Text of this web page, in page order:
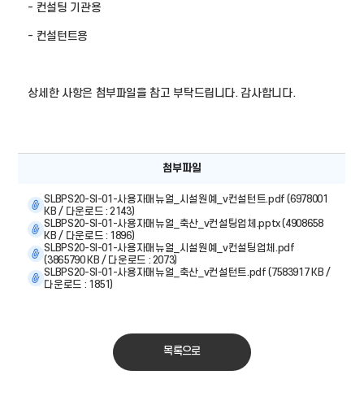
- 컨설팅 기관용
- 컨설턴트용
상세한 사항은 첨부파일을 참고 부탁드립니다. 감사합니다.
첨부파일
SLBPS20-SI-01-사용자매뉴얼_시설원예_v컨설턴트.pdf (6978001
KB / 다운로드 : 2143)
SLBPS20-SI-01-사용자매뉴얼_축산_v컨설팅업체.pptx (4908658
KB / 다운로드 : 1896)
SLBPS20-SI-01-사용자매뉴얼_시설원예_v컨설팅업체.pdf
(3865790 KB / 다운로드 : 2073)
SLBPS20-SI-01-사용자매뉴얼_축산_v컨설턴트.pdf (7583917 KB /
다운로드 : 1851)
목록으로